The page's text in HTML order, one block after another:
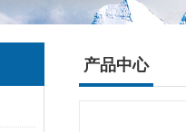
产品中心